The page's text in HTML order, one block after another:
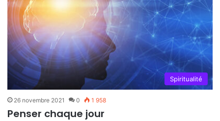
Spiritualité
26 novembre 2021 0 1 958
Penser chaque jour